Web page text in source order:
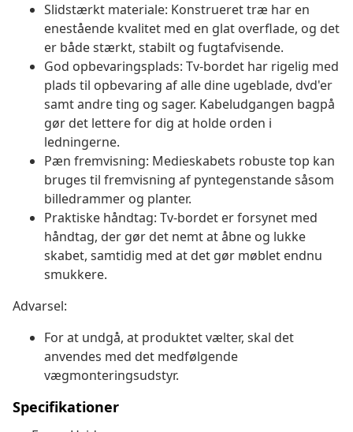
Slidstærkt materiale: Konstrueret træ har en
enestående kvalitet med en glat overflade, og det
er både stærkt, stabilt og fugtafvisende.
God opbevaringsplads: Tv-bordet har rigelig med
plads til opbevaring af alle dine ugeblade, dvd'er
samt andre ting og sager. Kabeludgangen bagpå
gør det lettere for dig at holde orden i
ledningerne.
Pæn fremvisning: Medieskabets robuste top kan
bruges til fremvisning af pyntegenstande såsom
billedrammer og planter.
Praktiske håndtag: Tv-bordet er forsynet med
håndtag, der gør det nemt at åbne og lukke
skabet, samtidig med at det gør møblet endnu
smukkere.
Advarsel:
For at undgå, at produktet vælter, skal det
anvendes med det medfølgende
vægmonteringsudstyr.
Specifikationer